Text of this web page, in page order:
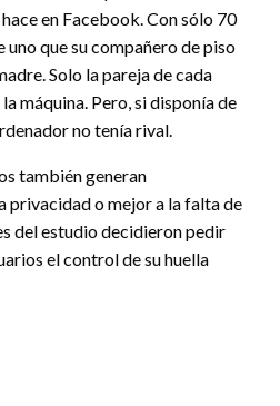
en Facebook. Con sólo 70
uno que su compañero de piso
Solo la pareja de cada
máquina. Pero, si disponía de
no tenía rival.
también generan
privacidad o mejor a la falta de
del estudio decidieron pedir
el control de su huella